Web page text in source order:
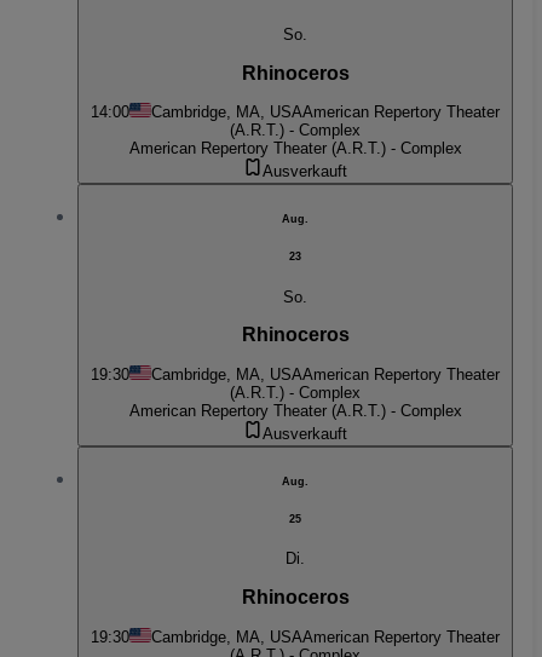
So.
Rhinoceros
14:00 Cambridge, MA, USAAmerican Repertory Theater
(A.R.T.) - Complex
American Repertory Theater (A.R.T.) - Complex
Ausverkauft
Aug.
23
So.
Rhinoceros
19:30 Cambridge, MA, USAAmerican Repertory Theater
(A.R.T.) - Complex
American Repertory Theater (A.R.T.) - Complex
Ausverkauft
Aug.
25
Di.
Rhinoceros
19:30 Cambridge, MA, USAAmerican Repertory Theater